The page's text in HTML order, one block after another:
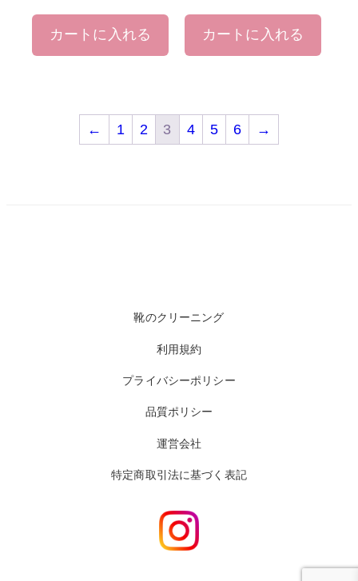
カートに入れる カートに入れる
← 1 2 3 4 5 6 →
靴のクリーニング
利用規約
プライバシーポリシー
品質ポリシー
運営会社
特定商取引法に基づく表記